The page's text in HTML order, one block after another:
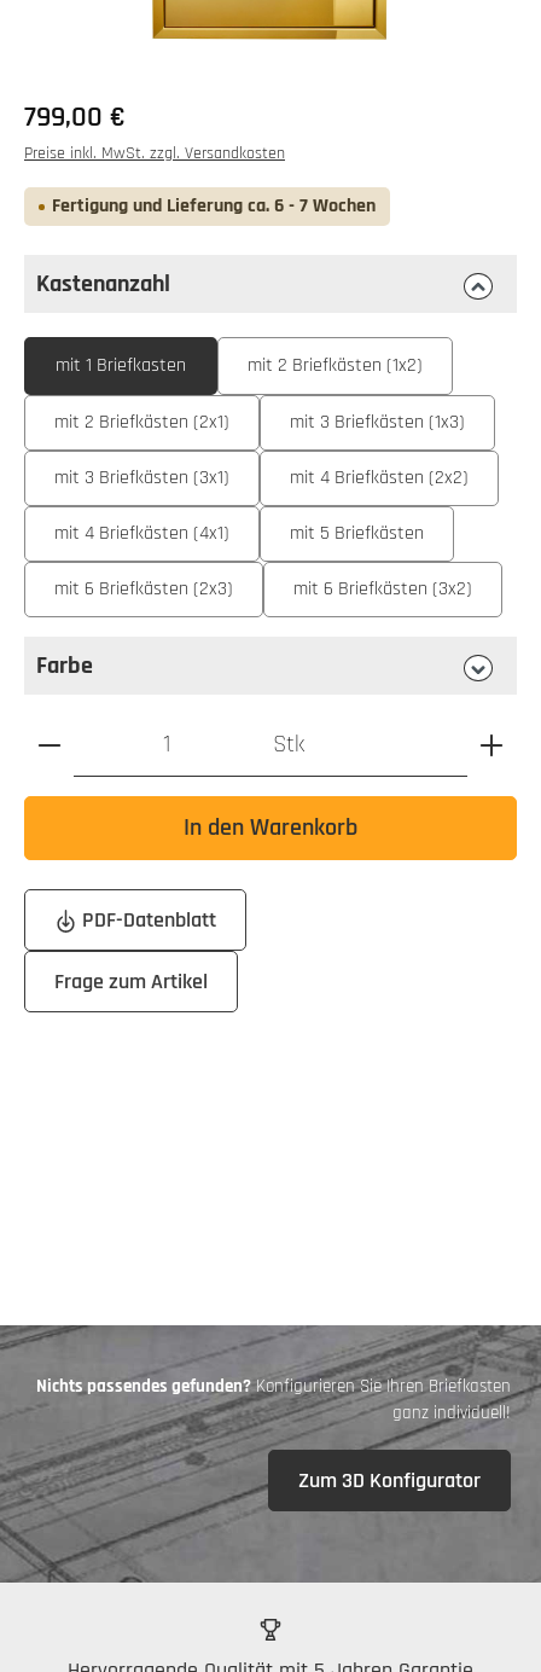
Regulärer Preis:
799,00 €
Preise inkl. MwSt. zzgl. Versandkosten
Fertigung und Lieferung ca. 6 - 7 Wochen
Kastenanzahl
Kastenanzahlauswählen
mit 1 Briefkasten mit 2 Briefkästen (1x2)
mit 2 Briefkästen (2x1) mit 3 Briefkästen (1x3)
mit 3 Briefkästen (3x1) mit 4 Briefkästen (2x2)
mit 4 Briefkästen (4x1) mit 5 Briefkästen
mit 6 Briefkästen (2x3) mit 6 Briefkästen (3x2)
Farbe
Produkt Anzahl: Gib den gewünschten Wert ein oder
Stk
In den Warenkorb
PDF-Datenblatt
Frage zum Artikel
Nichts passendes gefunden?Konfigurieren Sie Ihren Briefkasten
ganz individuell!
Zum 3D Konfigurator